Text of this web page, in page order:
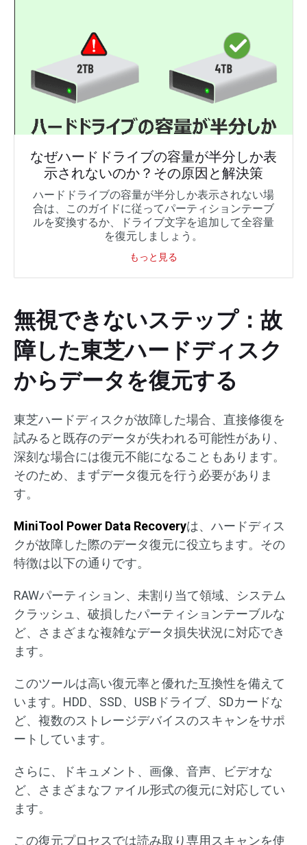
なぜハードドライブの容量が半分しか表
示されないのか？その原因と解決策
ハードドライブの容量が半分しか表示されない場
合は、このガイドに従ってパーティションテーブ
ルを変換するか、ドライブ文字を追加して全容量
を復元しましょう。
もっと見る
無視できないステップ：故
障した東芝ハードディスク
からデータを復元する
東芝ハードディスクが故障した場合、直接修復を
試みると既存のデータが失われる可能性があり、
深刻な場合には復元不能になることもあります。
そのため、まずデータ復元を行う必要がありま
す。
MiniTool Power Data Recoveryは、ハードディス
クが故障した際のデータ復元に役立ちます。その
特徴は以下の通りです。
RAWパーティション、未割り当て領域、システム
クラッシュ、破損したパーティションテーブルな
ど、さまざまな複雑なデータ損失状況に対応でき
ます。
このツールは高い復元率と優れた互換性を備えて
います。HDD、SSD、USBドライブ、SDカードな
ど、複数のストレージデバイスのスキャンをサポ
ートしています。
さらに、ドキュメント、画像、音声、ビデオな
ど、さまざまなファイル形式の復元に対応してい
ます。
この復元プロセスでは読み取り専用スキャンを使